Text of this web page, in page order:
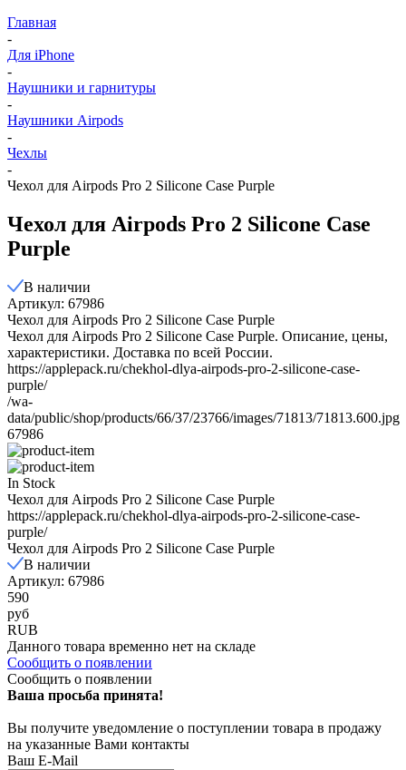
Главная
-
Для iPhone
-
Наушники и гарнитуры
-
Наушники Airpods
-
Чехлы
-
Чехол для Airpods Pro 2 Silicone Case Purple
Чехол для Airpods Pro 2 Silicone Case
Purple
В наличии
Артикул: 67986
Чехол для Airpods Pro 2 Silicone Case Purple
Чехол для Airpods Pro 2 Silicone Case Purple. Описание, цены,
характеристики. Доставка по всей России.
https://applepack.ru/chekhol-dlya-airpods-pro-2-silicone-case-
purple/
/wa-
data/public/shop/products/66/37/23766/images/71813/71813.600.jpg
67986
In Stock
Чехол для Airpods Pro 2 Silicone Case Purple
https://applepack.ru/chekhol-dlya-airpods-pro-2-silicone-case-
purple/
Чехол для Airpods Pro 2 Silicone Case Purple
В наличии
Артикул: 67986
590
руб
RUB
Данного товара временно нет на складе
Сообщить о появлении
Сообщить о появлении
Ваша просьба принята!
Вы получите уведомление о поступлении товара в продажу
на указанные Вами контакты
Ваш E-Mail